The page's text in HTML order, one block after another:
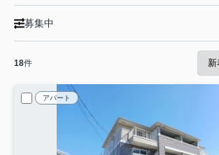
募集中
18件
アパート